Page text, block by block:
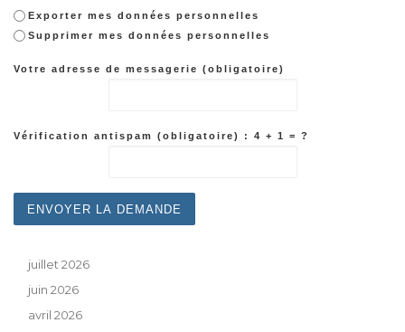
Exporter mes données personnelles
Supprimer mes données personnelles
Votre adresse de messagerie (obligatoire)
Vérification antispam (obligatoire) : 4 + 1 = ?
juillet 2026
juin 2026
avril 2026